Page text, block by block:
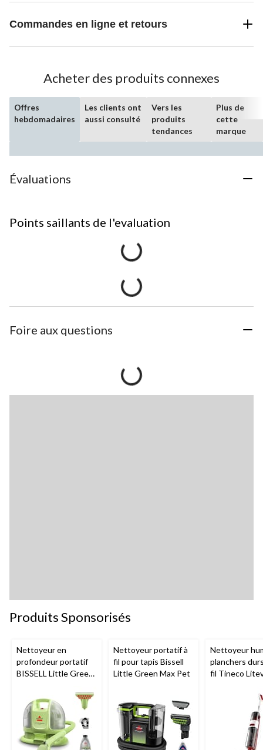
Commandes en ligne et retours
Acheter des produits connexes
Offres
hebdomadaires
Les clients ont
aussi consulté
Vers les
produits
tendances
Plus de
cette
marque
Évaluations
Points saillants de l'evaluation
Foire aux questions
Produits Sponsorisés
Nettoyeur en
profondeur portatif
BISSELL Little Green
tapis et tissus
d'ameublement
Nettoyeur portatif à
fil pour tapis Bissell
Little Green Max Pet
Nettoyeur
planchers
fil Tineco